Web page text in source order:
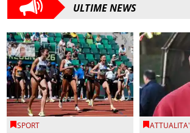
ULTIME NEWS
SPORT ATTUALITA'